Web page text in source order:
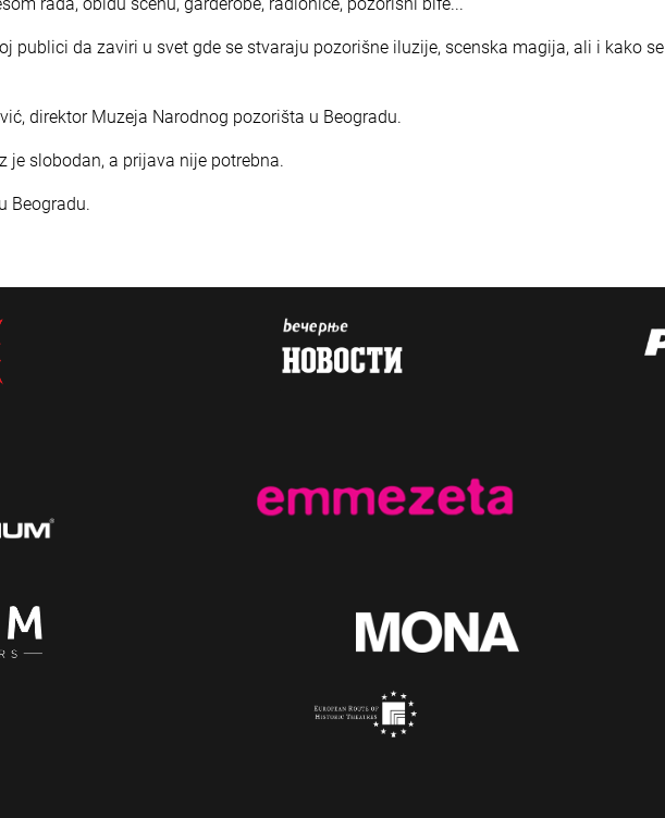
publici da zaviri u svet gde se stvaraju pozorišne iluzije, scenska magija, ali i kako se
direktor Muzeja Narodnog pozorišta u Beogradu.
je slobodan, a prijava nije potrebna.
Beogradu.